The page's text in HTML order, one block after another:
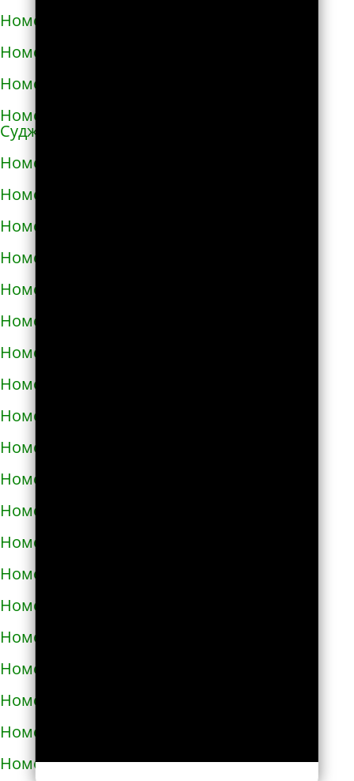
Номера телефонов такси в Анапе
Номера телефонов такси в Ангарске
Номера телефонов такси в Андреаполе
Номера телефонов такси в Анжеро-
Судженске
Номера телефонов такси в Аниве
Номера телефонов такси в Анне
Номера телефонов такси в Апатитах
Номера телефонов такси в Апрелевке
Номера телефонов такси в Апшеронске
Номера телефонов такси в Арамиле
Номера телефонов такси в Аргуне
Номера телефонов такси в Ардатове
Номера телефонов такси в Ардоне
Номера телефонов такси в Арзамасе
Номера телефонов такси в Аркадаке
Номера телефонов такси в Армавире
Номера телефонов такси в Армянске
Номера телефонов такси в Арсеньеве
Номера телефонов такси в Арске
Номера телефонов такси в Артеме
Номера телефонов такси в Артёмовске
Номера телефонов такси в Артемовском
Номера телефонов такси в Архангельске
Номера телефонов такси в Асбесте